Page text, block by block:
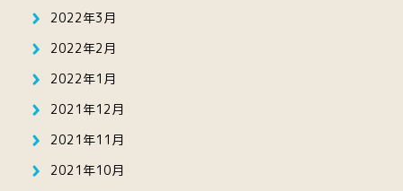
2022年3月
2022年2月
2022年1月
2021年12月
2021年11月
2021年10月